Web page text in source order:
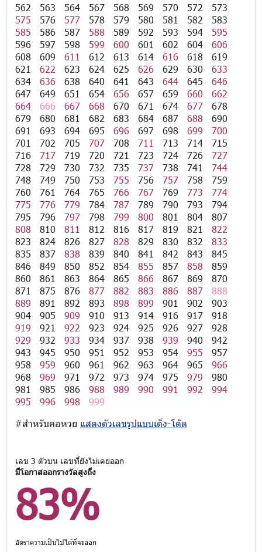
562
563 564 567 568 569 570 572
573
575
576 577 578 579 580 581 582
583
585
586 587 588 589 592 593 594
595
596
597 598 599 600 601 602 604
606
608
609 611 612 613 614 616 618
619
621
622 623 624 625 626 629 630
633
634
636 638 640 641 643 644 645
646
647
649 651 654 656 657 659 660
662
664
666 667 668 670 671 674 677
678
679
680 681 682 683 684 687 688
690
691
693 694 695 696 697 698 699
700
701
702 705 707 708 711 713 714
715
716
717 719 720 721 723 724 726
727
728
729 730 732 735 737 738 741
744
748
749 750 753 755 756 757 758
759
760
761 764 765 766 767 769 773
774
775
776 779 784 787 789 790 793
794
795
796 797 798 799 800 801 804
807
808
810 811 812 816 817 819 821
822
823
824 826 827 828 829 830 832
833
835
837 838 839 840 841 842 843
845
846
849 850 852 854 855 857 858
859
860
861 863 864 865 866 867 869
870
871
875 876 877 882 883 886 887
888
889
891 892 893 898 899 901 902
903
904
905 909 910 913 914 916 917
918
919
921 922 923 924 925 926 927
928
929
932 933 934 937 938 939 940
942
943
945 950 951 952 953 954 955
957
958
959 960 961 962 963 964 965
966
968
969 971 972 973 974 975 979
980
981
985 986 988 989 990 991 992
994
995
996 998
999
#สำหรับคอหวย แสดงตัวเลขรูปแบบเต็ง-โต๊ด
เลข 3 ตัวบน เลขที่ยังไม่เคยออก
มีโอกาสออกรางวัลสูงถึง
83%
อัตราความเป็นไปได้ที่จะออก